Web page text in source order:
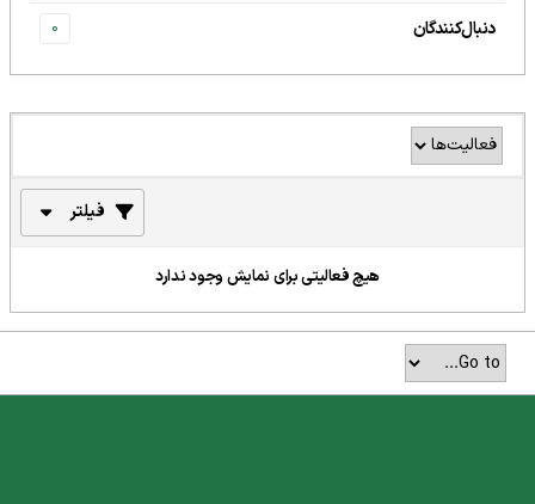
دنبال‌کنندگان 0
فیلتر
هیچ فعالیتی برای نمایش وجود ندارد